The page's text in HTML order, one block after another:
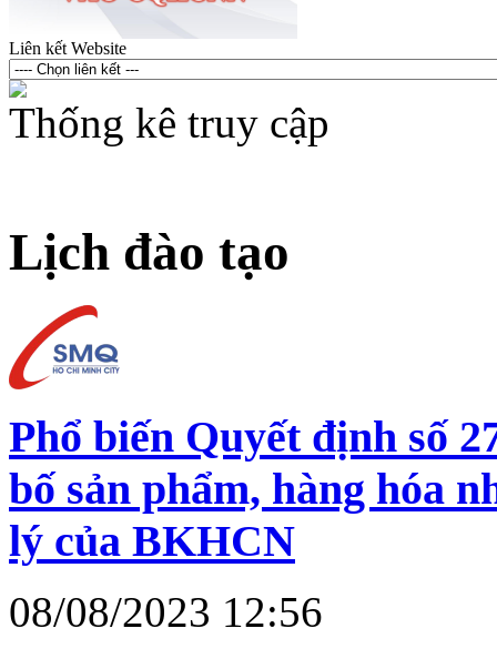
Liên kết Website
Thống kê truy cập
Lịch đào tạo
Phổ biến Quyết định số
bố sản phẩm, hàng hóa
lý của BKHCN
08/08/2023 12:56